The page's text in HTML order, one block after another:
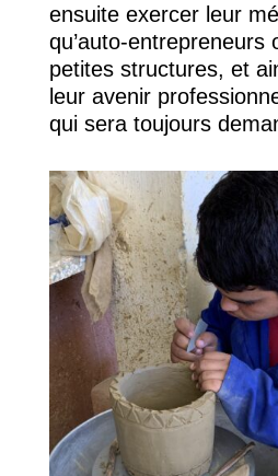
ensuite exercer leur
qu’auto-entrepreneurs
petites structures, et
leur avenir
qui sera toujours